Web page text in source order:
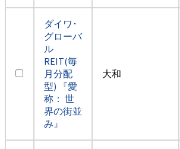
ダイワ･
グローバ
ル
REIT(毎
月分配
型) 『愛
称： 世
界の街並
み』
大和